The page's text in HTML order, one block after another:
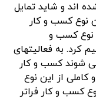
اند و شاید تمایل
نوع کسب و کار
نوع کسب و
کرد. به فعالیتهای
شوند کسب و کار
از این نوع
کسب و کار فراتر